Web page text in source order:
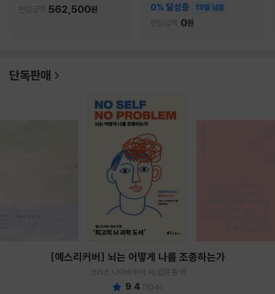
펀딩금액 562,500원 0% 달성중 19일 남음
펀딩금액 0원
단독판매
[예스리커버] 뇌는 어떻게 나를 조종하는가
크리스 나이바우어 저/김윤종 역
9.4 (104)